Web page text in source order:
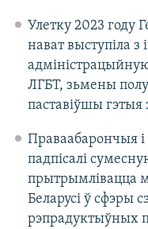
Улетку 2023 году
нават выступіла
ЛГБТ, зьмены
паставіўшы гэтыя
Праваабарончыя
падпісалі
прытрымлівацца
Беларусі ў сфэры
рэпрадуктыўных